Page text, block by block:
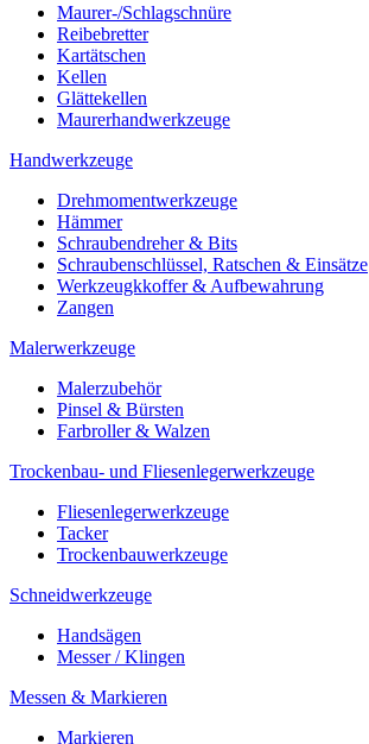
Maurer-/Schlagschnüre
Reibebretter
Kartätschen
Kellen
Glättekellen
Maurerhandwerkzeuge
Handwerkzeuge
Drehmomentwerkzeuge
Hämmer
Schraubendreher & Bits
Schraubenschlüssel, Ratschen & Einsätze
Werkzeugkkoffer & Aufbewahrung
Zangen
Malerwerkzeuge
Malerzubehör
Pinsel & Bürsten
Farbroller & Walzen
Trockenbau- und Fliesenlegerwerkzeuge
Fliesenlegerwerkzeuge
Tacker
Trockenbauwerkzeuge
Schneidwerkzeuge
Handsägen
Messer / Klingen
Messen & Markieren
Markieren